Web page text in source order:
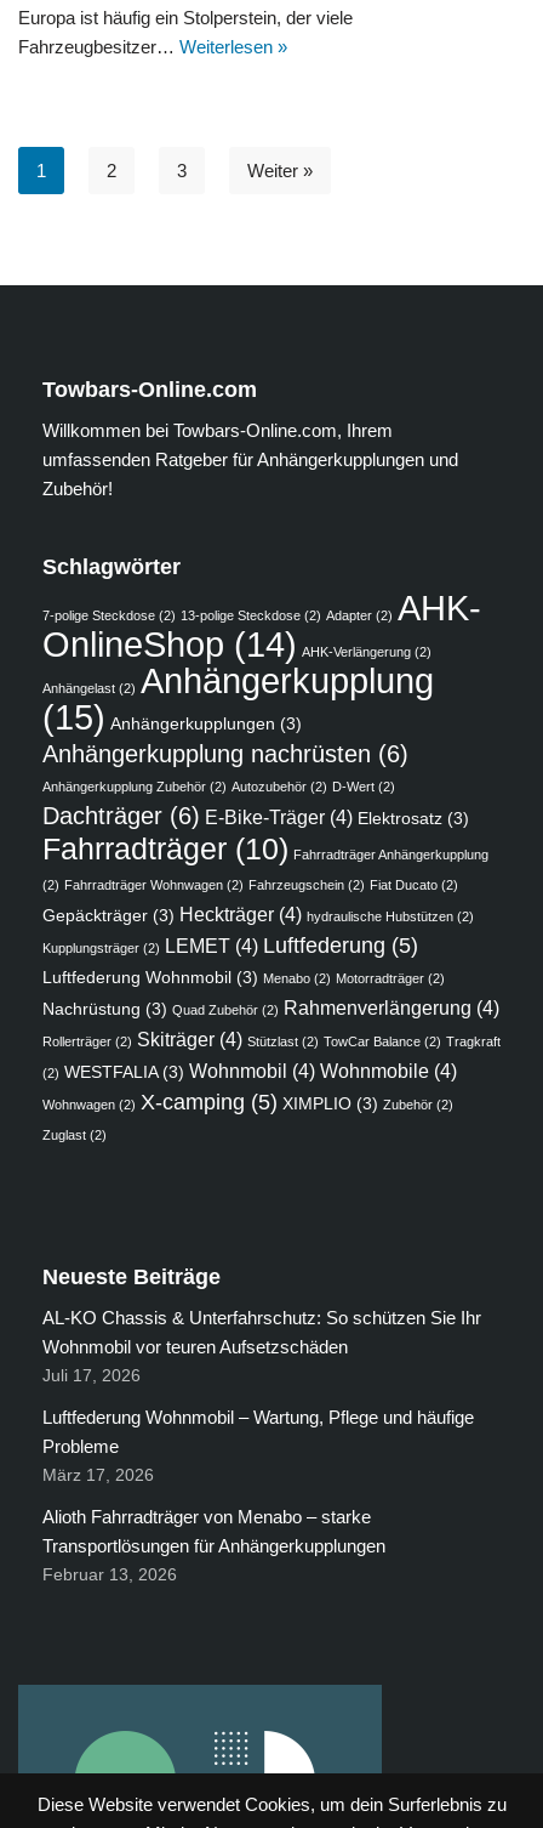
Diese Website verwendet Cookies, um dein Surferlebnis zu
Europa ist häufig ein Stolperstein, der viele
Fahrzeugbesitzer… Weiterlesen »
1 2 3 Weiter »
Towbars-Online.com
Willkommen bei Towbars-Online.com, Ihrem
umfassenden Ratgeber für Anhängerkupplungen und
Zubehör!
Schlagwörter
7-polige Steckdose (2) 13-polige Steckdose (2) Adapter (2) AHK-
OnlineShop (14) AHK-Verlängerung (2)
Anhängelast (2) Anhängerkupplung
(15) Anhängerkupplungen (3)
Anhängerkupplung nachrüsten (6)
Anhängerkupplung Zubehör (2) Autozubehör (2) D-Wert (2)
Dachträger (6) E-Bike-Träger (4) Elektrosatz (3)
Fahrradträger (10) Fahrradträger Anhängerkupplung
(2) Fahrradträger Wohnwagen (2) Fahrzeugschein (2) Fiat Ducato (2)
Gepäckträger (3) Heckträger (4) hydraulische Hubstützen (2)
Kupplungsträger (2) LEMET (4) Luftfederung (5)
Luftfederung Wohnmobil (3) Menabo (2) Motorradträger (2)
Nachrüstung (3) Quad Zubehör (2) Rahmenverlängerung (4)
Rollerträger (2) Skiträger (4) Stützlast (2) TowCar Balance (2) Tragkraft
(2) WESTFALIA(3) Wohnmobil (4) Wohnmobile (4)
Wohnwagen (2) X-camping (5) XIMPLIO (3) Zubehör (2)
Zuglast (2)
Neueste Beiträge
AL-KO Chassis & Unterfahrschutz: So schützen Sie Ihr
Wohnmobil vor teuren Aufsetzschäden
Juli 17, 2026
Luftfederung Wohnmobil – Wartung, Pflege und häufige
Probleme
März 17, 2026
Alioth Fahrradträger von Menabo – starke
Transportlösungen für Anhängerkupplungen
Februar 13, 2026